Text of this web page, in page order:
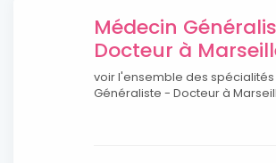
Médecin
Docteur à
voir l'ensemble des
Généraliste - Docteur à